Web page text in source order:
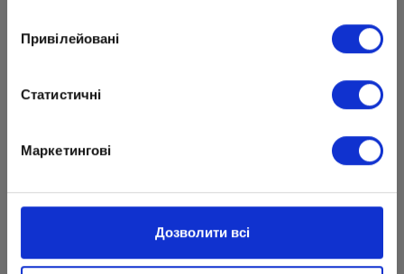
Привілейовані
Статистичні
Маркетингові
Дозволити всі